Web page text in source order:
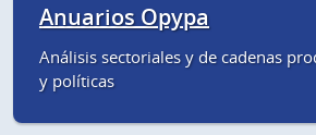
Anuarios Opypa
Análisis sectoriales y de cadenas
y políticas